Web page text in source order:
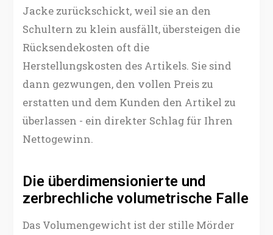
Jacke zurückschickt, weil sie an den
Schultern zu klein ausfällt, übersteigen die
Rücksendekosten oft die
Herstellungskosten des Artikels. Sie sind
dann gezwungen, den vollen Preis zu
erstatten und dem Kunden den Artikel zu
überlassen - ein direkter Schlag für Ihren
Nettogewinn.
Die überdimensionierte und
zerbrechliche volumetrische Falle
Das Volumengewicht ist der stille Mörder